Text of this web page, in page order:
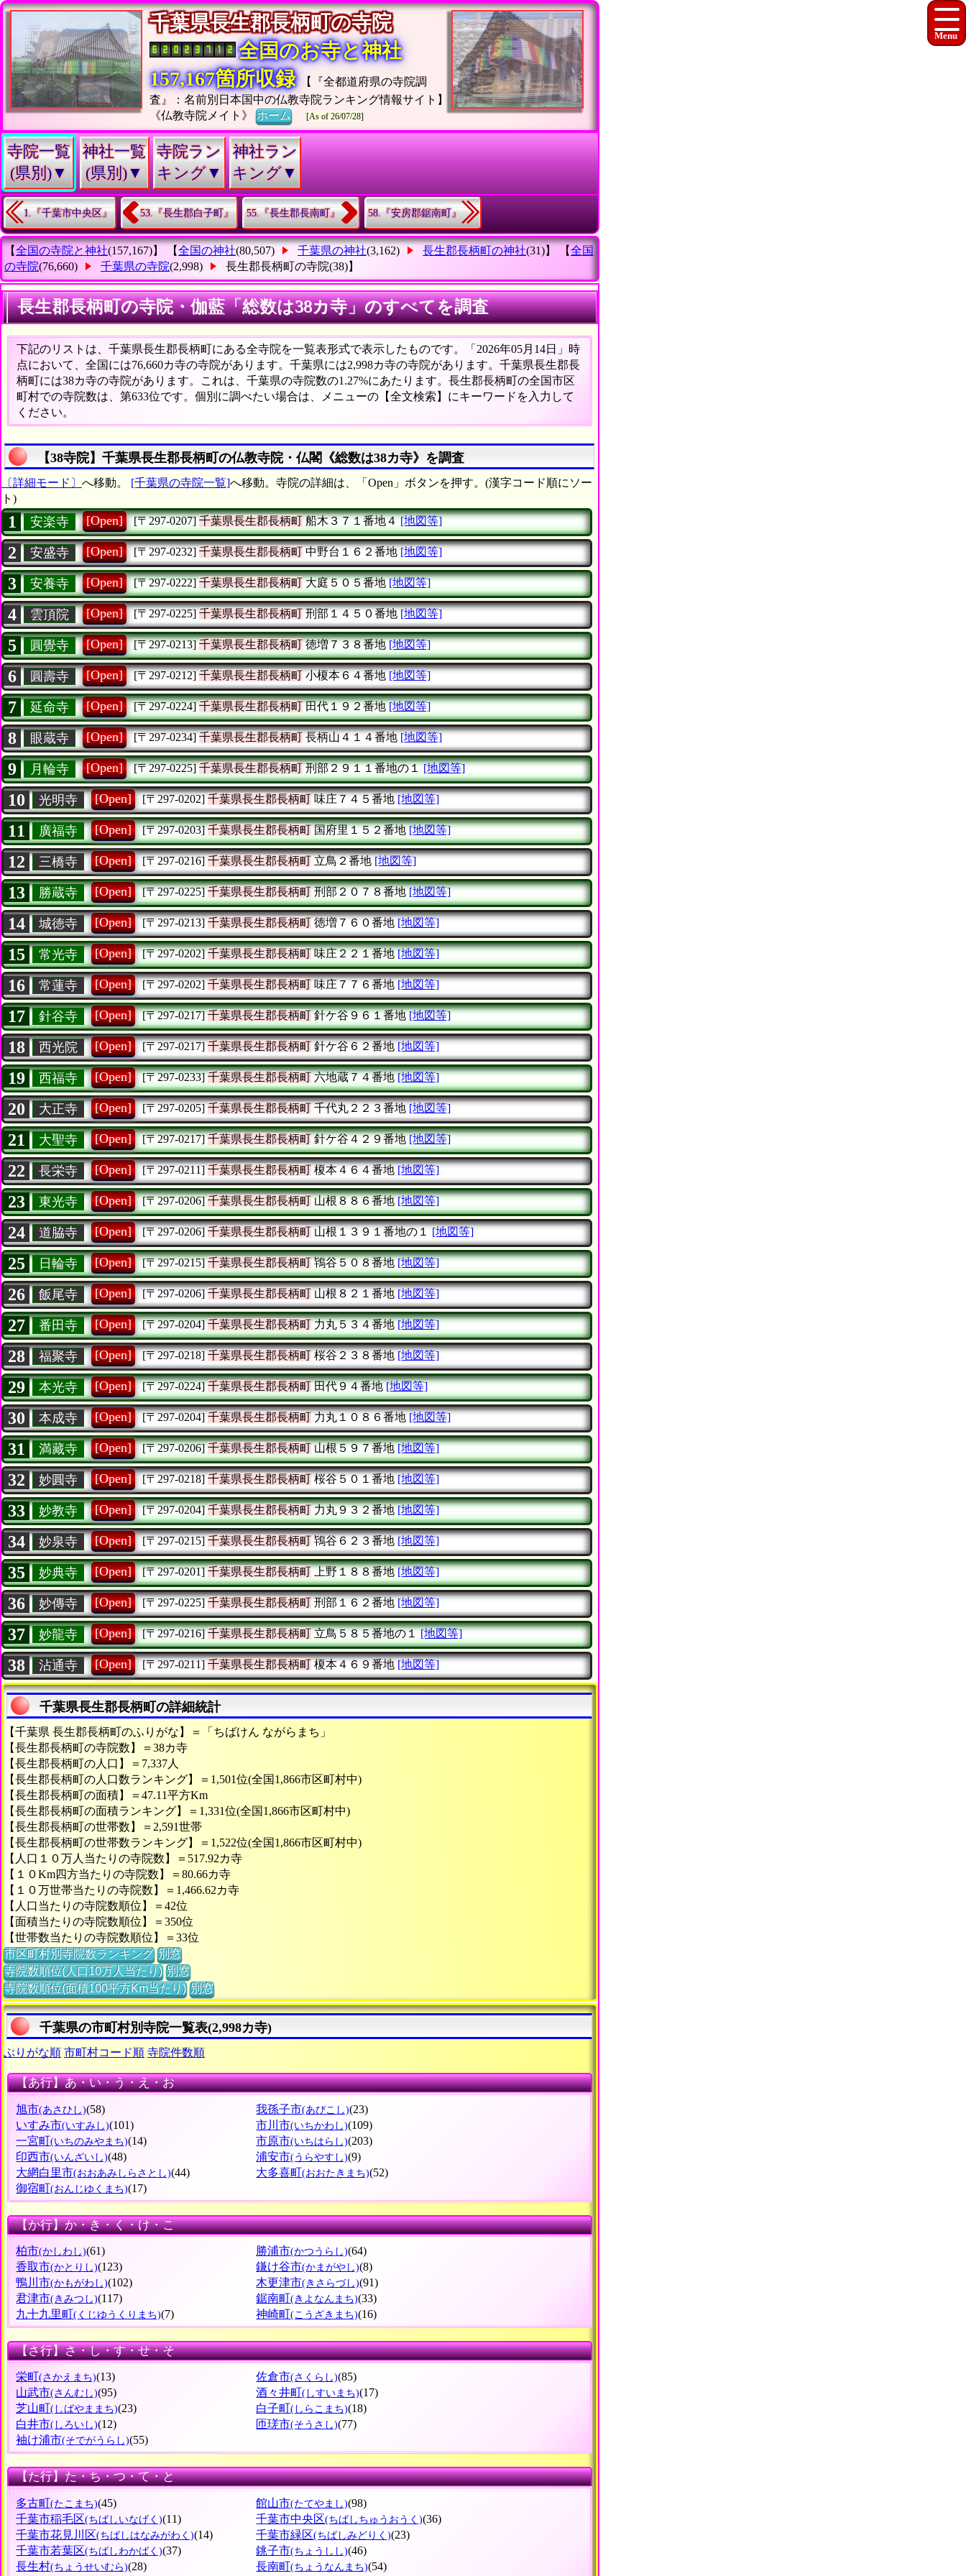
千葉県長生郡長柄町の寺院
全国のお寺と神社
157,167箇所収録
【『全都道府県の寺院調
査』：名前別日本国中の仏教寺院ランキング情報サイト】
《仏教寺院メイト》ホーム [As of 26/07/28]
寺院一覧
(県別)▼
神社一覧
(県別)▼
寺院ラン
キング▼
神社ラン
キング▼
1.『千葉市中央区』 53.『長生郡白子町』 55.『長生郡長南町』 58.『安房郡鋸南町』
【全国の寺院と神社(157,167)】 【全国の神社(80,507) 千葉県の神社(3,162) 長生郡長柄町の神社(31)】 【全国
の寺院(76,660) 千葉県の寺院(2,998) 長生郡長柄町の寺院(38)】
長生郡長柄町の寺院・伽藍「総数は38カ寺」のすべてを調査
下記のリストは、千葉県長生郡長柄町にある全寺院を一覧表形式で表示したものです。「2026年05月14日」時
点において、全国には76,660カ寺の寺院があります。千葉県には2,998カ寺の寺院があります。千葉県長生郡長
柄町には38カ寺の寺院があります。これは、千葉県の寺院数の1.27%にあたります。長生郡長柄町の全国市区
町村での寺院数は、第633位です。個別に調べたい場合は、メニューの【全文検索】にキーワードを入力して
ください。
【38寺院】千葉県長生郡長柄町の仏教寺院・仏閣《総数は38カ寺》を調査
〔詳細モード〕 へ移動。 [千葉県の寺院一覧]へ移動。寺院の詳細は、「Open」ボタンを押す。(漢字コード順にソー
ト)
1 安楽寺 [Open] [〒297-0207] 千葉県長生郡長柄町船木３７１番地４ [地図等]
2 安盛寺 [Open] [〒297-0232] 千葉県長生郡長柄町中野台１６２番地 [地図等]
3 安養寺 [Open] [〒297-0222] 千葉県長生郡長柄町大庭５０５番地 [地図等]
4 雲頂院 [Open] [〒297-0225] 千葉県長生郡長柄町刑部１４５０番地 [地図等]
5 圓覺寺 [Open] [〒297-0213] 千葉県長生郡長柄町徳増７３８番地 [地図等]
6 圓壽寺 [Open] [〒297-0212] 千葉県長生郡長柄町小榎本６４番地 [地図等]
7 延命寺 [Open] [〒297-0224] 千葉県長生郡長柄町田代１９２番地 [地図等]
8 眼蔵寺 [Open] [〒297-0234] 千葉県長生郡長柄町長柄山４１４番地 [地図等]
9 月輪寺 [Open] [〒297-0225] 千葉県長生郡長柄町刑部２９１１番地の１ [地図等]
10 光明寺 [Open] [〒297-0202] 千葉県長生郡長柄町味庄７４５番地 [地図等]
11 廣福寺 [Open] [〒297-0203] 千葉県長生郡長柄町国府里１５２番地 [地図等]
12 三橋寺 [Open] [〒297-0216] 千葉県長生郡長柄町立鳥２番地 [地図等]
13 勝蔵寺 [Open] [〒297-0225] 千葉県長生郡長柄町刑部２０７８番地 [地図等]
14 城徳寺 [Open] [〒297-0213] 千葉県長生郡長柄町徳増７６０番地 [地図等]
15 常光寺 [Open] [〒297-0202] 千葉県長生郡長柄町味庄２２１番地 [地図等]
16 常蓮寺 [Open] [〒297-0202] 千葉県長生郡長柄町味庄７７６番地 [地図等]
17 針谷寺 [Open] [〒297-0217] 千葉県長生郡長柄町針ケ谷９６１番地 [地図等]
18 西光院 [Open] [〒297-0217] 千葉県長生郡長柄町針ケ谷６２番地 [地図等]
19 西福寺 [Open] [〒297-0233] 千葉県長生郡長柄町六地蔵７４番地 [地図等]
20 大正寺 [Open] [〒297-0205] 千葉県長生郡長柄町千代丸２２３番地 [地図等]
21 大聖寺 [Open] [〒297-0217] 千葉県長生郡長柄町針ケ谷４２９番地 [地図等]
22 長栄寺 [Open] [〒297-0211] 千葉県長生郡長柄町榎本４６４番地 [地図等]
23 東光寺 [Open] [〒297-0206] 千葉県長生郡長柄町山根８８６番地 [地図等]
24 道脇寺 [Open] [〒297-0206] 千葉県長生郡長柄町山根１３９１番地の１ [地図等]
25 日輪寺 [Open] [〒297-0215] 千葉県長生郡長柄町鴇谷５０８番地 [地図等]
26 飯尾寺 [Open] [〒297-0206] 千葉県長生郡長柄町山根８２１番地 [地図等]
27 番田寺 [Open] [〒297-0204] 千葉県長生郡長柄町力丸５３４番地 [地図等]
28 福聚寺 [Open] [〒297-0218] 千葉県長生郡長柄町桜谷２３８番地 [地図等]
29 本光寺 [Open] [〒297-0224] 千葉県長生郡長柄町田代９４番地 [地図等]
30 本成寺 [Open] [〒297-0204] 千葉県長生郡長柄町力丸１０８６番地 [地図等]
31 満藏寺 [Open] [〒297-0206] 千葉県長生郡長柄町山根５９７番地 [地図等]
32 妙圓寺 [Open] [〒297-0218] 千葉県長生郡長柄町桜谷５０１番地 [地図等]
33 妙教寺 [Open] [〒297-0204] 千葉県長生郡長柄町力丸９３２番地 [地図等]
34 妙泉寺 [Open] [〒297-0215] 千葉県長生郡長柄町鴇谷６２３番地 [地図等]
35 妙典寺 [Open] [〒297-0201] 千葉県長生郡長柄町上野１８８番地 [地図等]
36 妙傳寺 [Open] [〒297-0225] 千葉県長生郡長柄町刑部１６２番地 [地図等]
37 妙龍寺 [Open] [〒297-0216] 千葉県長生郡長柄町立鳥５８５番地の１ [地図等]
38 沾通寺 [Open] [〒297-0211] 千葉県長生郡長柄町榎本４６９番地 [地図等]
千葉県長生郡長柄町の詳細統計
【千葉県 長生郡長柄町のふりがな】＝「ちばけん ながらまち」
【長生郡長柄町の寺院数】＝38カ寺
【長生郡長柄町の人口】＝7,337人
【長生郡長柄町の人口数ランキング】＝1,501位(全国1,866市区町村中)
【長生郡長柄町の面積】＝47.11平方Km
【長生郡長柄町の面積ランキング】＝1,331位(全国1,866市区町村中)
【長生郡長柄町の世帯数】＝2,591世帯
【長生郡長柄町の世帯数ランキング】＝1,522位(全国1,866市区町村中)
【人口１０万人当たりの寺院数】＝517.92カ寺
【１０Km四方当たりの寺院数】＝80.66カ寺
【１０万世帯当たりの寺院数】＝1,466.62カ寺
【人口当たりの寺院数順位】＝42位
【面積当たりの寺院数順位】＝350位
【世帯数当たりの寺院数順位】＝33位
市区町村別寺院数ランキング 別窓
寺院数順位(人口10万人当たり) 別窓
寺院数順位(面積100平方Km当たり) 別窓
千葉県の市町村別寺院一覧表(2,998カ寺)
ぶりがな順 市町村コード順 寺院件数順
【あ行】あ・い・う・え・お
旭市(あさひし)(58) 我孫子市(あびこし)(23)
いすみ市(いすみし)(101) 市川市(いちかわし)(109)
一宮町(いちのみやまち)(14) 市原市(いちはらし)(203)
印西市(いんざいし)(48) 浦安市(うらやすし)(9)
大網白里市(おおあみしらさとし)(44) 大多喜町(おおたきまち)(52)
御宿町(おんじゆくまち)(17)
【か行】か・き・く・け・こ
柏市(かしわし)(61) 勝浦市(かつうらし)(64)
香取市(かとりし)(123) 鎌け谷市(かまがやし)(8)
鴨川市(かもがわし)(102) 木更津市(きさらづし)(91)
君津市(きみつし)(117) 鋸南町(きよなんまち)(33)
九十九里町(くじゆうくりまち)(7) 神崎町(こうざきまち)(16)
【さ行】さ・し・す・せ・そ
栄町(さかえまち)(13) 佐倉市(さくらし)(85)
山武市(さんむし)(95) 酒々井町(しすいまち)(17)
芝山町(しばやままち)(23) 白子町(しらこまち)(18)
白井市(しろいし)(12) 匝瑳市(そうさし)(77)
袖け浦市(そでがうらし)(55)
【た行】た・ち・つ・て・と
多古町(たこまち)(45) 館山市(たてやまし)(98)
千葉市稲毛区(ちばしいなげく)(11) 千葉市中央区(ちばしちゅうおうく)(36)
千葉市花見川区(ちばしはなみがわく)(14) 千葉市緑区(ちばしみどりく)(23)
千葉市若葉区(ちばしわかばく)(37) 銚子市(ちょうしし)(46)
長生村(ちょうせいむら)(28) 長南町(ちょうなんまち)(54)